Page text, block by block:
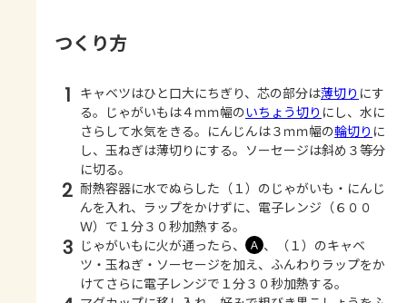
つくり方
1 キャベツはひと口大にちぎり、芯の部分は薄切り にす
る。じゃがいもは４ｍｍ幅のいちょう切り にし、水に
さらして水気をきる。にんじんは３ｍｍ幅の輪切り に
し、玉ねぎは薄切りにする。ソーセージは斜め３等分
に切る。
2 耐熱容器に水でぬらした（１）のじゃがいも・にんじ
んを入れ、ラップをかけずに、電子レンジ（６００
Ｗ）で１分３０秒加熱する。
3 じゃがいもに火が通ったら、 Ａ 、（１）のキャベ
ツ・玉ねぎ・ソーセージを加え、ふんわりラップをか
けてさらに電子レンジで１分３０秒加熱する。